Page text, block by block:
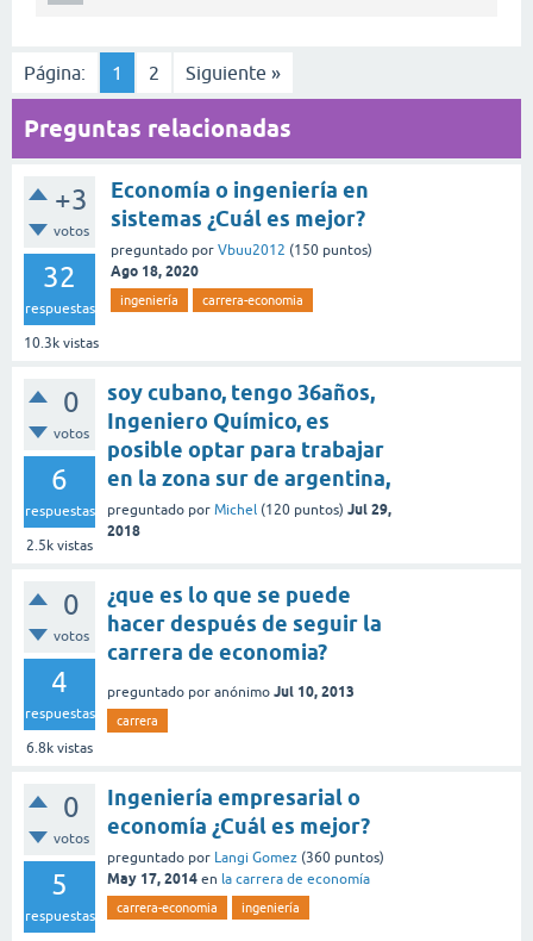
Página: 1 2 Siguiente »
Preguntas relacionadas
+3
votos
32
respuestas
10.3k vistas
Economía o ingeniería en
sistemas ¿Cuál es mejor?
preguntado por Vbuu2012 (150 puntos)
Ago 18, 2020
ingeniería carrera-economia
0
votos
6
respuestas
2.5k vistas
soy cubano, tengo 36años,
Ingeniero Químico, es
posible optar para trabajar
en la zona sur de argentina,
preguntado por Michel (120 puntos) Jul 29,
2018
0
votos
4
respuestas
6.8k vistas
¿que es lo que se puede
hacer después de seguir la
carrera de economia?
preguntado por anónimo Jul 10, 2013
carrera
0
votos
5
respuestas
Ingeniería empresarial o
economía ¿Cuál es mejor?
preguntado por Langi Gomez (360 puntos)
May 17, 2014 en la carrera de economía
carrera-economia ingeniería